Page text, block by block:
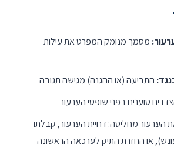
מסמך מנומק המפרט את עילות
התביעה (או ההגנה) מגישה תגובה
טוענים בפני שופטי הערעור
הערעור מחליטה: דחיית הערעור, קבלתו
או החזרת התיק לערכאה הראשונה